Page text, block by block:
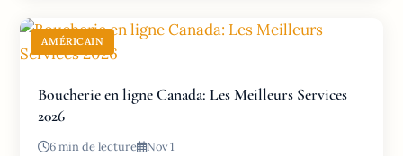
AMÉRICAIN
Boucherie en ligne Canada: Les Meilleurs Services
2026
6 min de lecture Nov 1